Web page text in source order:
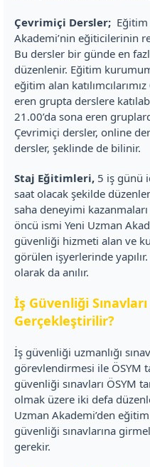
Çevrimiçi Dersler;
Akademi’nin eğiticilerinin
Bu dersler bir günde en
düzenlenir. Eğitim
eğitim alan
eren grupta derslere
21.00’da sona eren
Çevrimiçi dersler, online
dersler, şeklinde de bilinir.
Staj Eğitimleri, 5 iş günü
saat olacak şekilde
saha deneyimi
öncü ismi Yeni Uzman
güvenliği hizmeti alan ve
görülen işyerlerinde
olarak da anılır.
İş Güvenliği
Gerçekleştirilir?
İş güvenliği uzmanlığı
görevlendirmesi ile ÖSYM
güvenliği sınavları ÖSYM
olmak üzere iki defa
Uzman Akademi’den eğitim
güvenliği sınavlarına
gerekir.